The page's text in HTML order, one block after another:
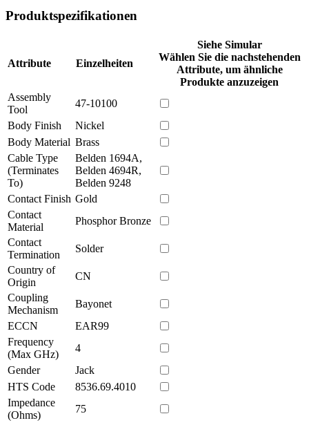
Produktspezifikationen
Attribute Einzelheiten
Siehe Simular
Wählen Sie die nachstehenden
Attribute, um ähnliche
Produkte anzuzeigen
Assembly
Tool
47-10100
Body Finish
Nickel
Body Material Brass
Cable Type
(Terminates
To)
Belden 1694A,
Belden 4694R,
Belden 9248
Contact Finish Gold
Contact
Material
Phosphor Bronze
Contact
Termination
Solder
Country of
Origin
CN
Coupling
Mechanism
Bayonet
ECCN
EAR99
Frequency
(Max GHz)
4
Gender
Jack
HTS Code
8536.69.4010
Impedance
(Ohms)
75